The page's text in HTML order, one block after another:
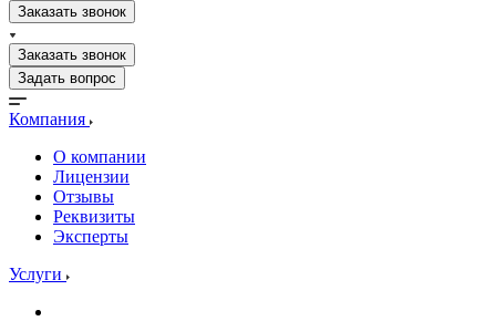
Заказать звонок
Заказать звонок
Задать вопрос
Компания
О компании
Лицензии
Отзывы
Реквизиты
Эксперты
Услуги